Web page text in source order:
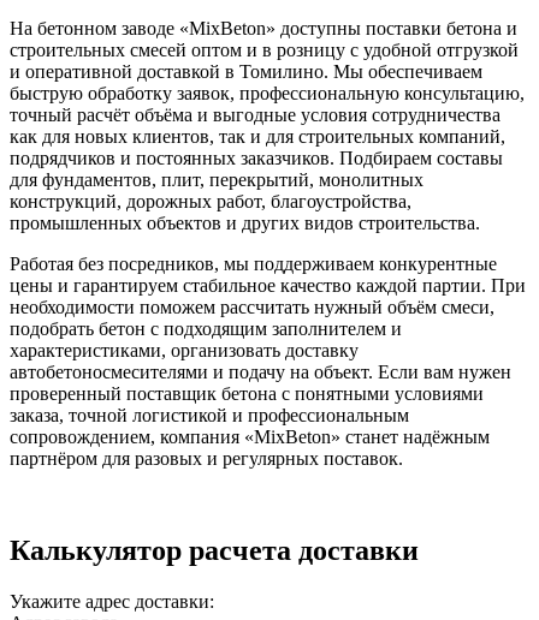
На бетонном заводе «MixBeton» доступны поставки бетона и
строительных смесей оптом и в розницу с удобной отгрузкой
и оперативной доставкой в Томилино. Мы обеспечиваем
быструю обработку заявок, профессиональную консультацию,
точный расчёт объёма и выгодные условия сотрудничества
как для новых клиентов, так и для строительных компаний,
подрядчиков и постоянных заказчиков. Подбираем составы
для фундаментов, плит, перекрытий, монолитных
конструкций, дорожных работ, благоустройства,
промышленных объектов и других видов строительства.
Работая без посредников, мы поддерживаем конкурентные
цены и гарантируем стабильное качество каждой партии. При
необходимости поможем рассчитать нужный объём смеси,
подобрать бетон с подходящим заполнителем и
характеристиками, организовать доставку
автобетоносмесителями и подачу на объект. Если вам нужен
проверенный поставщик бетона с понятными условиями
заказа, точной логистикой и профессиональным
сопровождением, компания «MixBeton» станет надёжным
партнёром для разовых и регулярных поставок.
Калькулятор расчета доставки
Укажите адрес доставки: